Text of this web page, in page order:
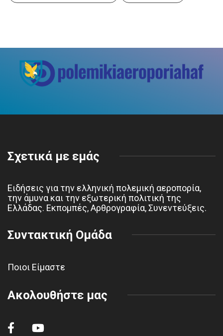
Σχετικά με εμάς
Ειδήσεις για την ελληνική πολεμική αεροπορία,
την άμυνα και την εξωτερική πολιτική της
Ελλάδας. Εκπομπές, Αρθρογραφία, Συνεντεύξεις.
Συντακτική Ομάδα
Ποιοι Είμαστε
Ακολουθήστε μας